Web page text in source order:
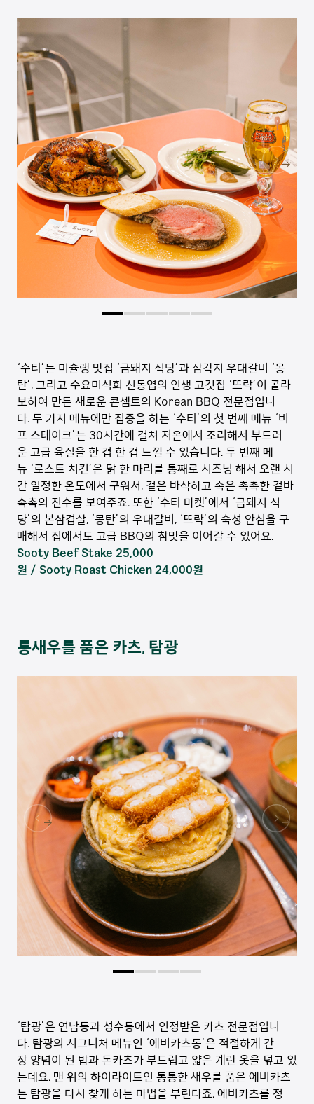
‘수티’는 미슐랭 맛집 ‘금돼지 식당’과 삼각지 우대갈비 ‘몽
탄’, 그리고 수요미식회 신동엽의 인생 고깃집 ‘뜨락’이 콜라
보하여 만든 새로운 콘셉트의 Korean BBQ 전문점입니
다. 두 가지 메뉴에만 집중을 하는 ‘수티’의 첫 번째 메뉴 ‘비
프 스테이크’는 30시간에 걸쳐 저온에서 조리해서 부드러
운 고급 육질을 한 겹 한 겹 느낄 수 있습니다. 두 번째 메
뉴 ‘로스트 치킨’은 닭 한 마리를 통째로 시즈닝 해서 오랜 시
간 일정한 온도에서 구워서, 겉은 바삭하고 속은 촉촉한 겉바
속촉의 진수를 보여주죠. 또한 ‘수티 마켓’에서 ‘금돼지 식
당’의 본삼겹살, ‘몽탄’의 우대갈비, ‘뜨락’의 숙성 안심을 구
매해서 집에서도 고급 BBQ의 참맛을 이어갈 수 있어요.
Sooty Beef Stake 25,000
원 / Sooty Roast Chicken 24,000원
통새우를 품은 카츠, 탐광
‘탐광’은 연남동과 성수동에서 인정받은 카츠 전문점입니
다. 탐광의 시그니처 메뉴인 ‘에비카츠동’은 적절하게 간
장 양념이 된 밥과 돈카츠가 부드럽고 얇은 계란 옷을 덮고 있
는데요. 맨 위의 하이라이트인 통통한 새우를 품은 에비카츠
는 탐광을 다시 찾게 하는 마법을 부린다죠. 에비카츠를 정